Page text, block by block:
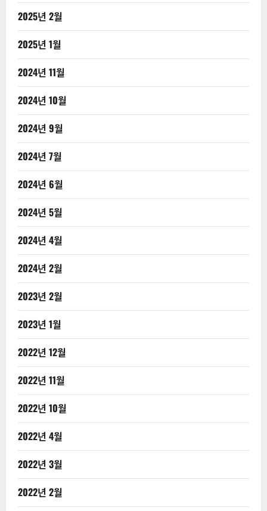
2025년 2월
2025년 1월
2024년 11월
2024년 10월
2024년 9월
2024년 7월
2024년 6월
2024년 5월
2024년 4월
2024년 2월
2023년 2월
2023년 1월
2022년 12월
2022년 11월
2022년 10월
2022년 4월
2022년 3월
2022년 2월